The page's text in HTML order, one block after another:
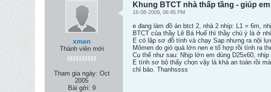
xman
Thành viên mới
Tham gia ngày: Oct
2005
Bài gởi: 9
Khung BTCT nhà thấp tầng - giúp
16-08-2009, 06:45 PM
e đang làm đồ án btct 2, nhà 2 nhip: L1 = 6m,
BTCT của thầy Lê Bá Huế thì thầy chú ý là ở
E có lập sơ đồ tính và chạy Sap nhưng ra nội
Mômen do gió quá lớn nen e tổ hợp rồi tính ra
Cụ thể như sau: Nhịp lớn em dùng D25x60,
E tính sơ bộ thấy chọn vậy là khá an toàn rồi
chỉ bảo. Thanhssss